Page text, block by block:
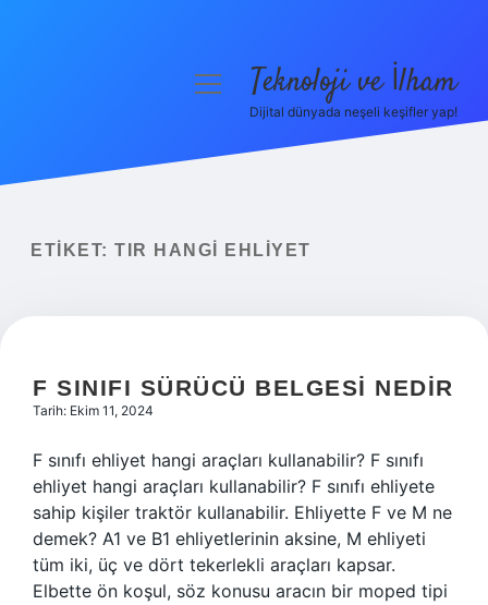
Yasal Uyarı
menüyüTeknoloji ve İlham
Dijital dünyada neşeli keşifler yap!
ETIKET: TIR HANGI EHLIYET
F SINIFI SÜRÜCÜ BELGESI NEDIR
Tarih: Ekim 11, 2024
F sınıfı ehliyet hangi araçları kullanabilir? F sınıfı
ehliyet hangi araçları kullanabilir? F sınıfı ehliyete
sahip kişiler traktör kullanabilir. Ehliyette F ve M ne
demek? A1 ve B1 ehliyetlerinin aksine, M ehliyeti
tüm iki, üç ve dört tekerlekli araçları kapsar.
Elbette ön koşul, söz konusu aracın bir moped tipi